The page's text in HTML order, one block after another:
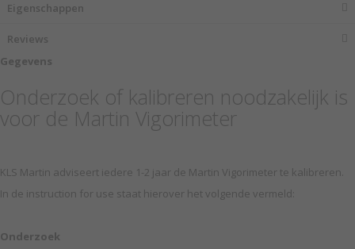
Eigenschappen
Reviews
Gegevens
Onderzoek of kalibreren noodzakelijk is
voor de Martin Vigorimeter
KLS Martin adviseert iedere 1-2 jaar de Martin Vigorimeter te kalibreren.
In de instruction for use staat hierover het volgende vermeld:
Onderzoek